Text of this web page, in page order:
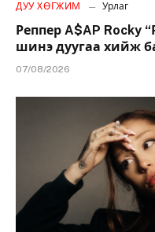
ДУУ ХӨГЖИМ Урлаг
Реппер A$AP Rocky
шинэ дуугаа хийж
07/08/2026